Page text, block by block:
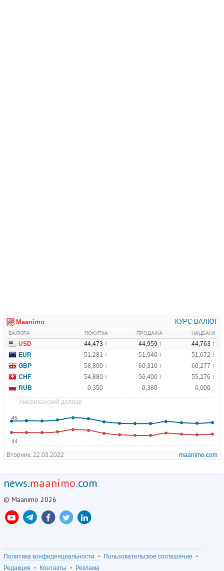
news.maanimo.com
© Maanimo 2026
Политика конфиденциальности
Пользовательское соглашение
Редакция
Контакты Реклама